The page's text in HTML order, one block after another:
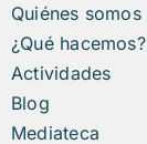
Quiénes somos
¿Qué hacemos?
Actividades
Blog
Mediateca